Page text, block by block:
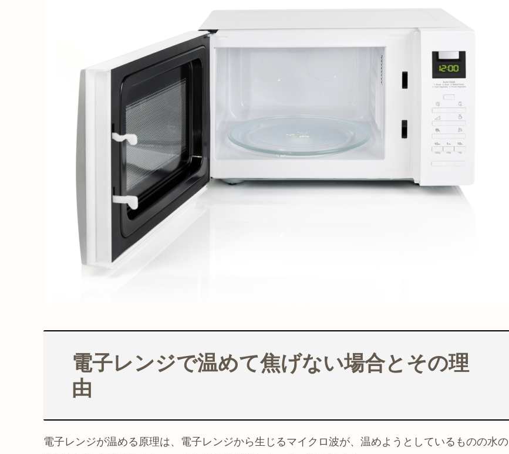
電子レンジで温めて焦げない場合とその理
由
電子レンジが温める原理は、電子レンジから生じるマイクロ波が、温めようとしているものの水の